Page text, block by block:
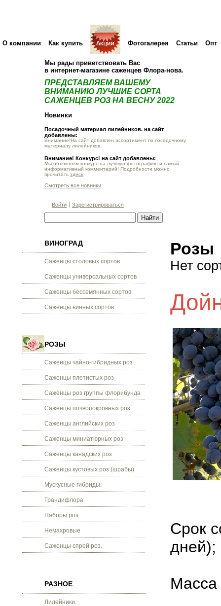
О компании Как купить Фотогалерея Статьи Опт
Мы рады приветствовать Вас
в интернет-магазине саженцев Флора-нова.
ПРЕДСТАВЛЯЕМ ВАШЕМУ
ВНИМАНИЮ ЛУЧШИЕ СОРТА
САЖЕНЦЕВ РОЗ НА ВЕСНУ 2022
Новинки
Посадочный материал лилейников. на сайт
добавлены:
Внимание!На сайт добавлен ассортимент по посадочному
материалу лилейников.
Внимание! Конкурс! на сайт добавлены:
Мы объявляем конкурс на лучшую фотографию и самый
информативный комментарий! Подробности можно
прочитать здесь
Смотреть все новинки
Войти Зарегистрироваться
ВИНОГРАД
Саженцы столовых сортов
Саженцы универсальных сортов
Саженцы бессемянных сортов
Саженцы винных сортов
РОЗЫ
Саженцы чайно-гибридных роз
Саженцы плетистых роз
Саженцы роз группы флорибунда
Саженцы почвопокровных роз
Саженцы английских роз
Саженцы миниатюрных роз
Саженцы канадских роз
Саженцы кустовых роз (шрабы)
Мускусные гибриды.
Грандифлора
Наборы роз
Немахровые
Саженцы спрей роз.
РАЗНОЕ
Лилейники.
Розы
Нет
Срок
дней);
Масса